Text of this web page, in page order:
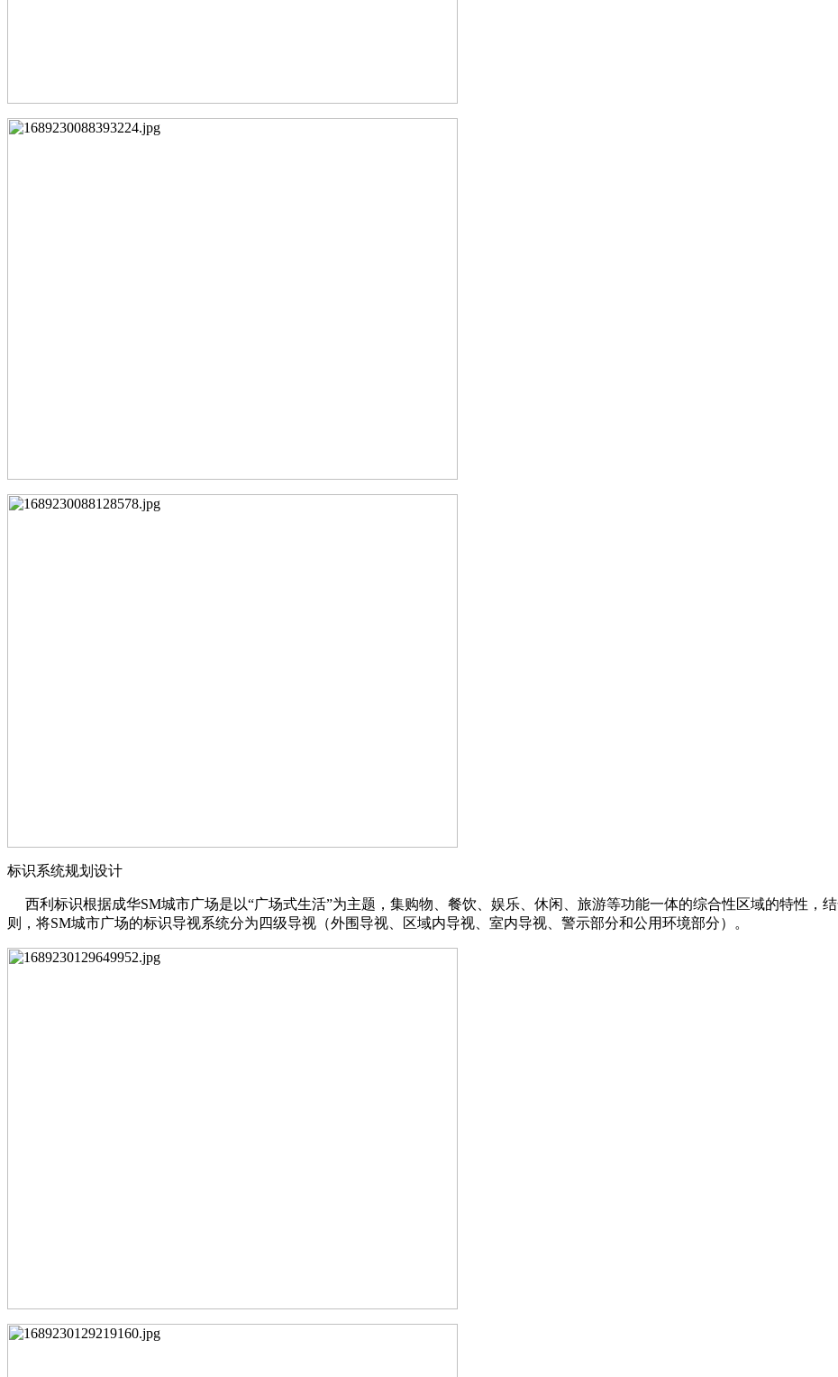
标识系统规划设计
西利标识根据成华SM城市广场是以“广场式生活”为主题，集购物、餐饮、娱乐、休闲、旅游等功能一体的综合性区域的特性，
则，将SM城市广场的标识导视系统分为四级导视（外围导视、区域内导视、室内导视、警示部分和公用环境部分）。